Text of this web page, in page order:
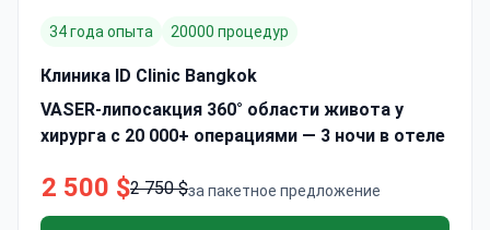
34 года опыта 20000 процедур
Клиника ID Clinic Bangkok
VASER-липосакция 360° области живота у
хирурга с 20 000+ операциями — 3 ночи в отеле
за пакетное предложение
2 750 $
2 500 $